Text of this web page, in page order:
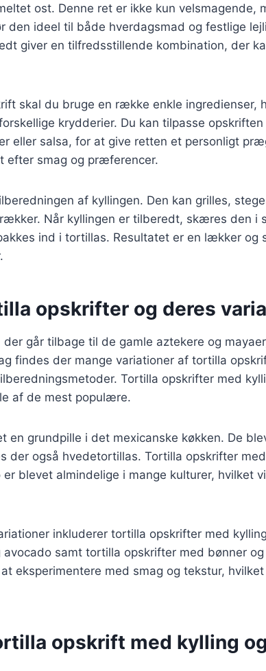
ost. Denne ret er ikke kun velsmagende,
den ideel til både hverdagsmad og festlige
giver en tilfredsstillende kombination, der
skal du bruge en række enkle ingredienser,
krydderier. Du kan tilpasse
eller salsa, for at give retten et personligt
efter smag og præferencer.
af kyllingen. Den kan grilles,
Når kyllingen er tilberedt, skæres den i
ind i tortillas. Resultatet er en lækker og
opskrifter og deres
går tilbage til de gamle aztekere og
findes der mange variationer af tortilla
Tortilla opskrifter med
af de mest populære.
en grundpille i det mexicanske køkken. De
der også hvedetortillas. Tortilla opskrifter
blevet almindelige i mange kulturer, hvilket
inkluderer tortilla opskrifter med
samt tortilla opskrifter med bønner og
eksperimentere med smag og tekstur,
opskrift med kylling og